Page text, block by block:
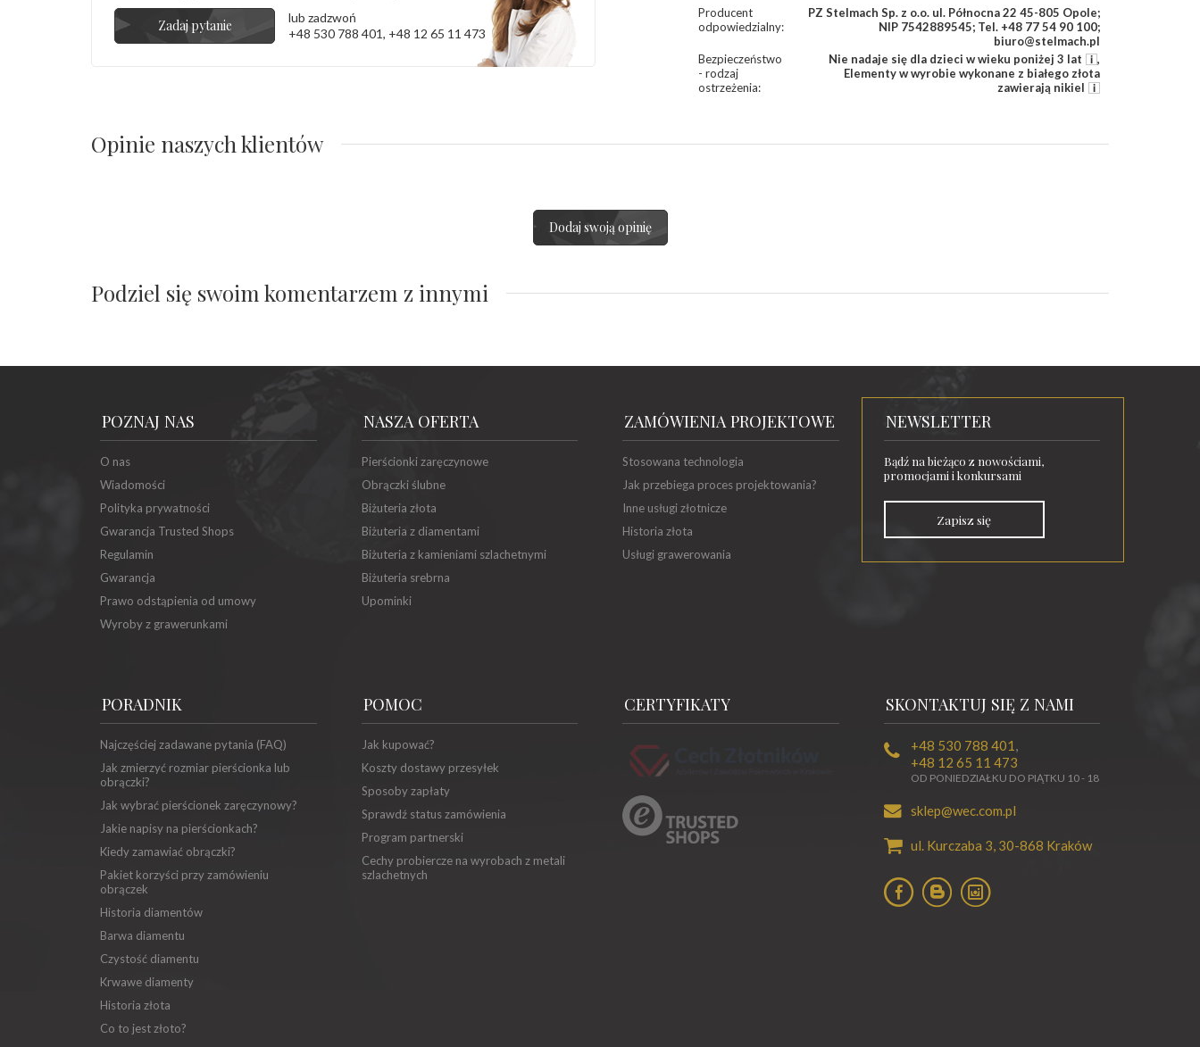
Producent
odpowiedzialny:
PZ Stelmach Sp. z o.o. ul. Północna 22 45-805 Opole;
NIP 7542889545; Tel. +48 77 54 90 100;
biuro@stelmach.pl
Bezpieczeństwo
- rodzaj
ostrzeżenia:
Nie nadaje się dla dzieci w wieku poniżej 3 lat
,
Elementy w wyrobie wykonane z białego złota
zawierają nikiel
Zadaj pytanie
lub zadzwoń
+48 530 788 401, +48 12 65 11 473
Opinie naszych klientów
Dodaj swoją opinię
Podziel się swoim komentarzem z innymi
POZNAJ NAS
O nas
Wiadomości
Polityka prywatności
Gwarancja Trusted Shops
Regulamin
Gwarancja
Prawo odstąpienia od umowy
Wyroby z grawerunkami
NASZA OFERTA
Pierścionki zaręczynowe
Obrączki ślubne
Biżuteria złota
Biżuteria z diamentami
Biżuteria z kamieniami szlachetnymi
Biżuteria srebrna
Upominki
ZAMÓWIENIA PROJEKTOWE
Stosowana technologia
Jak przebiega proces projektowania?
Inne usługi złotnicze
Historia złota
Usługi grawerowania
NEWSLETTER
Bądź na bieżąco z nowościami,
promocjami i konkursami
Zapisz się
PORADNIK
Najczęściej zadawane pytania (FAQ)
Jak zmierzyć rozmiar pierścionka lub
obrączki?
Jak wybrać pierścionek zaręczynowy?
Jakie napisy na pierścionkach?
Kiedy zamawiać obrączki?
Pakiet korzyści przy zamówieniu
obrączek
Historia diamentów
Barwa diamentu
Czystość diamentu
Krwawe diamenty
Historia złota
Co to jest złoto?
POMOC
Jak kupować?
Koszty dostawy przesyłek
Sposoby zapłaty
Sprawdź status zamówienia
Program partnerski
Cechy probiercze na wyrobach z metali
szlachetnych
CERTYFIKATY SKONTAKTUJ SIĘ Z NAMI
+48 530 788 401
+48 12 65 11 473
OD PONIEDZIAŁKU DO PIĄTKU 10 - 18
sklep@wec.com.pl
ul. Kurczaba 3, 30-868 Kraków